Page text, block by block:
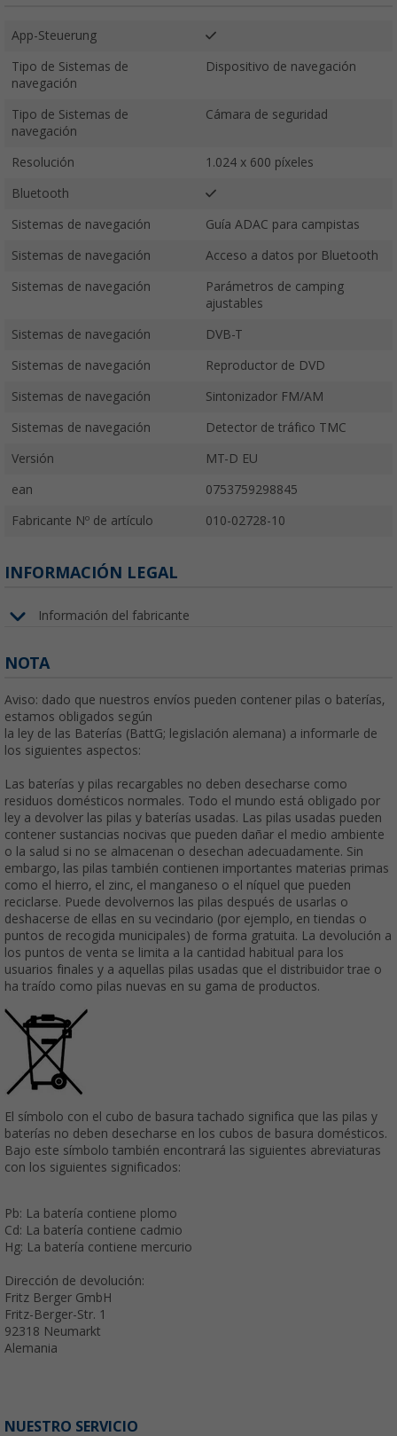
App-Steuerung
Tipo de Sistemas de
navegación
Dispositivo de navegación
Tipo de Sistemas de
navegación
Cámara de seguridad
Resolución 1.024 x 600 píxeles
Bluetooth
Sistemas de navegación Guía ADAC para campistas
Sistemas de navegación Acceso a datos por Bluetooth
Sistemas de navegación
Parámetros de camping
ajustables
Sistemas de navegación DVB-T
Sistemas de navegación Reproductor de DVD
Sistemas de navegación Sintonizador FM/AM
Sistemas de navegación Detector de tráfico TMC
Versión MT-D EU
ean 0753759298845
Fabricante Nº de artículo 010-02728-10
INFORMACIÓN LEGAL
Información del fabricante
NOTA
Aviso: dado que nuestros envíos pueden contener pilas o baterías,
estamos obligados según
la ley de las Baterías (BattG; legislación alemana) a informarle de
los siguientes aspectos:
Las baterías y pilas recargables no deben desecharse como
residuos domésticos normales. Todo el mundo está obligado por
ley a devolver las pilas y baterías usadas. Las pilas usadas pueden
contener sustancias nocivas que pueden dañar el medio ambiente
o la salud si no se almacenan o desechan adecuadamente. Sin
embargo, las pilas también contienen importantes materias primas
como el hierro, el zinc, el manganeso o el níquel que pueden
reciclarse. Puede devolvernos las pilas después de usarlas o
deshacerse de ellas en su vecindario (por ejemplo, en tiendas o
puntos de recogida municipales) de forma gratuita. La devolución a
los puntos de venta se limita a la cantidad habitual para los
usuarios finales y a aquellas pilas usadas que el distribuidor trae o
ha traído como pilas nuevas en su gama de productos.
El símbolo con el cubo de basura tachado significa que las pilas y
baterías no deben desecharse en los cubos de basura domésticos.
Bajo este símbolo también encontrará las siguientes abreviaturas
con los siguientes significados:
Pb: La batería contiene plomo
Cd: La batería contiene cadmio
Hg: La batería contiene mercurio
Dirección de devolución:
Fritz Berger GmbH
Fritz-Berger-Str. 1
92318 Neumarkt
Alemania
NUESTRO SERVICIO